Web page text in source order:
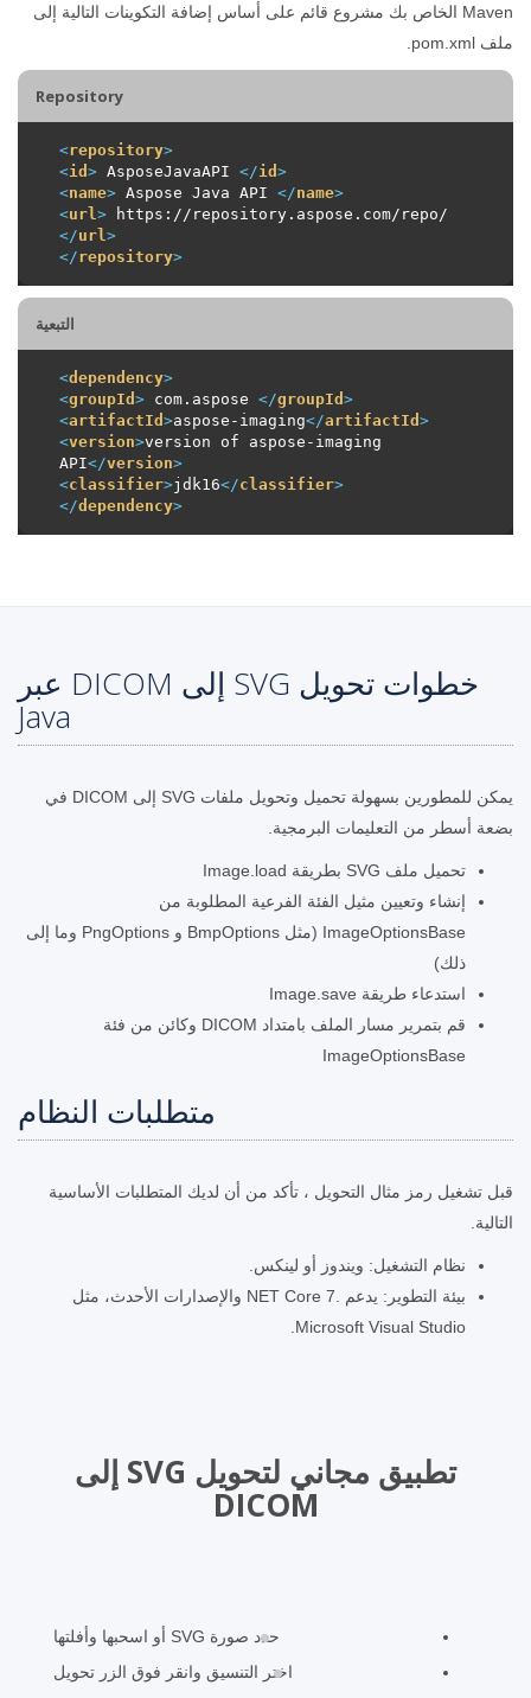
Maven الخاص بك مشروع قائم على أساس إضافة التكوينات التالية إلى
ملف pom.xml.
Repository
<repository>
<id > AsposeJavaAPI </id >
<name> Aspose Java API </name>
<url >
</url >
</repository>
التبعية
<dependency>
<groupId > com.aspose </groupId >
<artifactId >aspose-imaging</artifactId >
<version>version of aspose-imaging
API</version>
<classifier>jdk16</classifier>
</dependency>
خطوات تحويل SVG إلى DICOM عبر
Java
يمكن للمطورين بسهولة تحميل وتحويل ملفات SVG إلى DICOM في
بضعة أسطر من التعليمات البرمجية.
تحميل ملف SVG بطريقة Image.load
إنشاء وتعيين مثيل الفئة الفرعية المطلوبة من
ImageOptionsBase (مثل BmpOptions و PngOptions وما إلى
ذلك)
استدعاء طريقة Image.save
قم بتمرير مسار الملف بامتداد DICOM وكائن من فئة
ImageOptionsBase
متطلبات النظام
قبل تشغيل رمز مثال التحويل ، تأكد من أن لديك المتطلبات الأساسية
التالية.
نظام التشغيل: ويندوز أو لينكس.
بيئة التطوير: يدعم .NET Core 7 والإصدارات الأحدث، مثل
Microsoft Visual Studio.
تطبيق مجاني لتحويل SVG إلى
DICOM
حدد صورة SVG أو اسحبها وأفلتها
اختر التنسيق وانقر فوق الزر تحويل